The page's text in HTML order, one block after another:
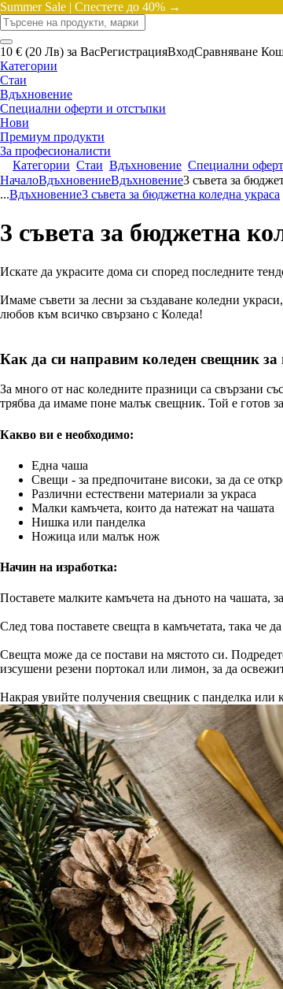
Summer Sale | Спестете до 40% →
10 € (20 Лв) за ВасРегистрацияВходСравняване
Категории
Стаи
Вдъхновение
Специални оферти и отстъпки
Нови
Премиум продукти
За професионалисти
Категории Стаи Вдъхновение Специални
НачалоВдъхновениеВдъхновение3 съвета за
...Вдъхновение3 съвета за бюджетна коледна украса
3 съвета за бюджетна
Искате да украсите дома си според последните
Имаме съвети за лесни за създаване коледни
любов към всичко свързано с Коледа!
Как да си направим коледен свещник за
За много от нас коледните празници са свързани
трябва да имаме поне малък свещник. Той е готов
Какво ви е необходимо:
Една чаша
Свещи - за предпочитане високи, за да се
Различни естествени материали за украса
Малки камъчета, които да натежат на чашата
Нишка или панделка
Ножица или малък нож
Начин на изработка:
Поставете малките камъчета на дъното на чашата,
След това поставете свещта в камъчетата, така че
Свещта може да се постави на мястото си.
изсушени резени портокал или лимон, за да
Накрая увийте получения свещник с панделка или